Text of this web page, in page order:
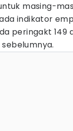
masing-
indikator
peringakt 149